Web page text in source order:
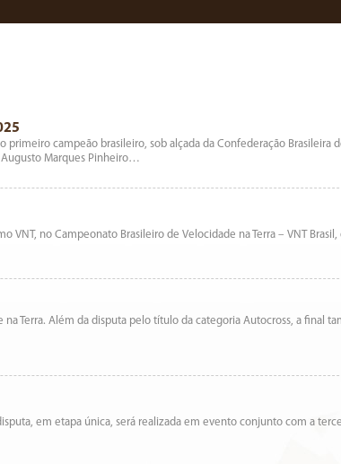
campeão brasileiro, sob alçada da Confederação Brasileira
Augusto Marques Pinheiro…
no Campeonato Brasileiro de Velocidade na Terra – VNT
Terra. Além da disputa pelo título da categoria Autocross, a final
em etapa única, será realizada em evento conjunto com a